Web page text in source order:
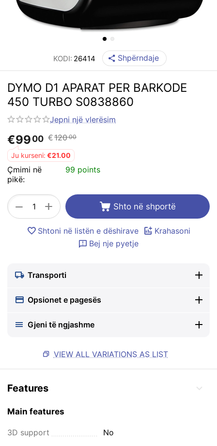
KODI: 26414 Shpërndaje
DYMO D1 APARAT PER BARKODE
450 TURBO S0838860
Jepni një vlerësim
€9900 €120 00
Ju kurseni: €21.00
Çmimi në
pikë:
99 points
+
− Shto në shportë
Shtoni në listën e dëshirave
Krahasoni
Bej nje pyetje
Transporti
Opsionet e pagesës
Gjeni të ngjashme
VIEW ALL VARIATIONS AS LIST
Features
Main features
3D support No